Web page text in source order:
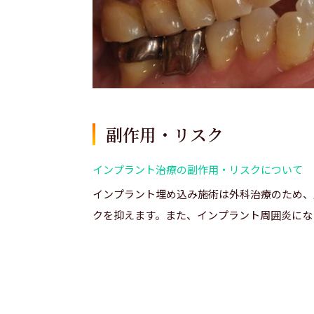
副作用・リスク
インプラント治療の副作用・リスクについて
インプラント埋め込み施術は外科治療のため
クを抑えます。また、インプラント周囲炎に